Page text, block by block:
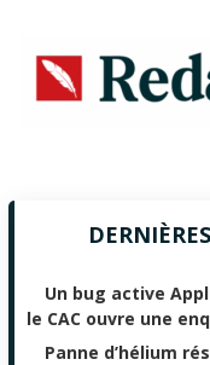
Un bug active
le CAC ouvre une
Panne d’hélium